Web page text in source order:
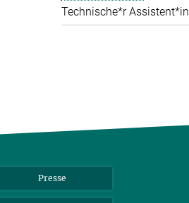
Technische*r Assistent*in
Presse